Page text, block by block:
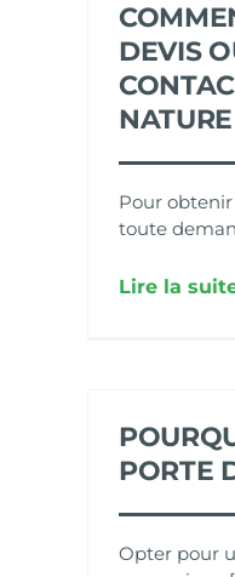
DEVIS
Pour
toute
Lire la
PORTE
Opter pour